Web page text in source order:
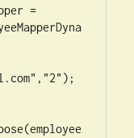
=
","2");